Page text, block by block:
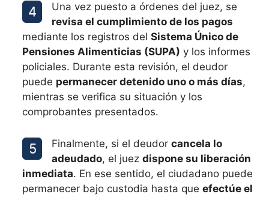
Una vez puesto a órdenes del juez, se
revisa el cumplimiento de los pagos
mediante los registros del Sistema Único de
Pensiones Alimenticias (SUPA) y los informes
policiales. Durante esta revisión, el deudor
puede permanecer detenido uno o más días,
mientras se verifica su situación y los
comprobantes presentados.
Finalmente, si el deudor cancela lo
adeudado, el juez dispone su liberación
inmediata. En ese sentido, el ciudadano puede
permanecer bajo custodia hasta que efectúe el